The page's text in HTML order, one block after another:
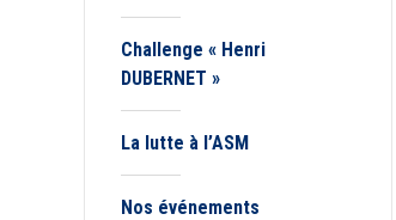
Challenge « Henri
DUBERNET »
La lutte à l’ASM
Nos événements